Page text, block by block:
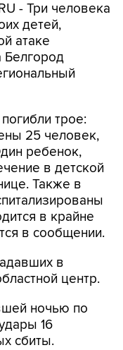
- Три человека
детей,
атаке
Белгород
трое:
25 человек,
ребенок,
в детской
Также в
в крайне
в сообщении.
в
центр.
ночью по
16
сбиты.